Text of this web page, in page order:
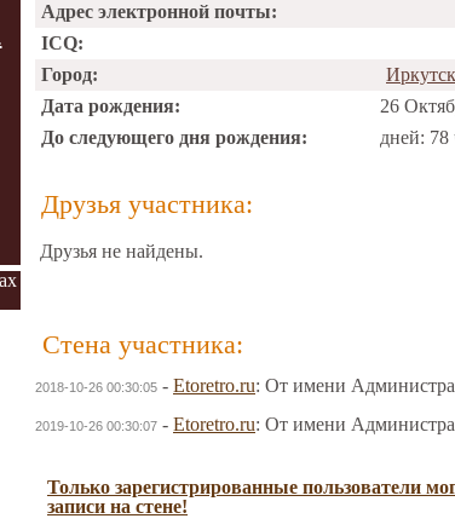
Адрес электронной почты:
ICQ:
Город:
Иркутск
Дата рождения:
26
До следующего дня рождения:
дней: 78
Друзья участника:
Друзья не найдены.
Стена участника:
2018-10-26 00:30:05 - Etoretro.ru: От имени
2019-10-26 00:30:07 - Etoretro.ru: От имени
Только зарегистрированные пользователи
записи на стене!